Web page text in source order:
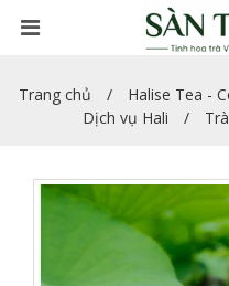
Trang chủ
Halise Tea -
Dịch vụ Hali